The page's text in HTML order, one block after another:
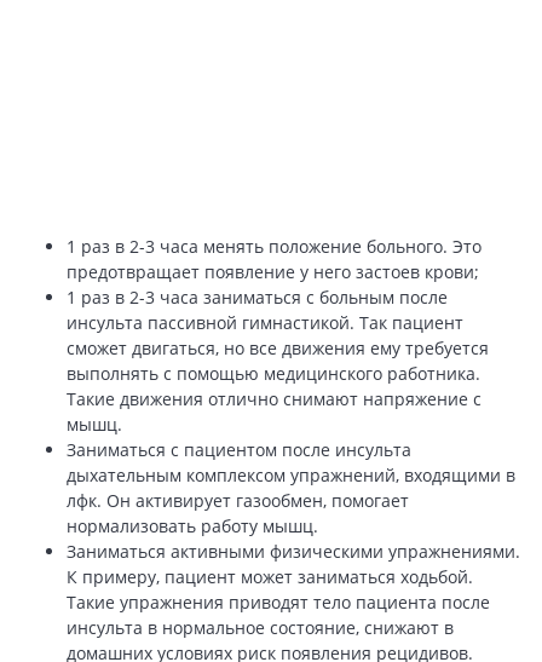
1 раз в 2-3 часа менять положение больного. Это
предотвращает появление у него застоев крови;
1 раз в 2-3 часа заниматься с больным после
инсульта пассивной гимнастикой. Так пациент
сможет двигаться, но все движения ему требуется
выполнять с помощью медицинского работника.
Такие движения отлично снимают напряжение с
мышц.
Заниматься с пациентом после инсульта
дыхательным комплексом упражнений, входящими в
лфк. Он активирует газообмен, помогает
нормализовать работу мышц.
Заниматься активными физическими упражнениями.
К примеру, пациент может заниматься ходьбой.
Такие упражнения приводят тело пациента после
инсульта в нормальное состояние, снижают в
домашних условиях риск появления рецидивов.